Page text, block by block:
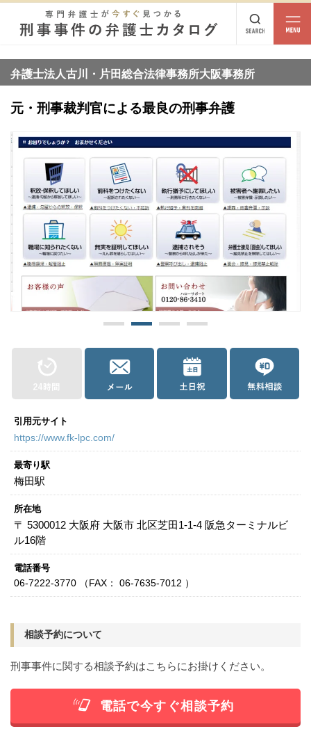
相談内容
北海道 青森 岩手 宮城 秋田 山形 福島
北陸・甲信越
新潟 富山 石川 福井 山梨 長野
茨城 栃木 群馬 埼玉 千葉 東京 神奈川
東海
岐阜 静岡
兵庫 和歌山
鳥取
四国
徳島
九州・沖縄
福岡 佐賀 長崎 熊本 大分 宮崎 鹿児島 沖縄
相談内容から探す
窃盗
弁護士法人古川・片田総合法律事務所大阪事務所
元・刑事裁判官による最良の刑事弁護
引用元サイト
https://www.fk-lpc.com/
最寄り駅
梅田駅
所在地
〒 5300012 大阪府 大阪市 北区芝田1-1-4 阪急ターミナルビ
ル16階
電話番号
06-7222-3770 （FAX： 06-7635-7012 ）
相談予約について
刑事事件に関する相談予約はこちらにお掛けください。
電話で今すぐ相談予約